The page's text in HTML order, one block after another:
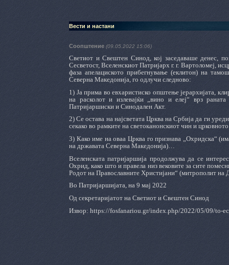
Вести и настани
Соопштение (09.05.2022 15:06)
Светиот и Свештен Синод, кој заседаваше денес,
Сесветост, Вселенскиот Патријарх г. г. Вартоломеј,
фаза апелациското прибегнување (еклитон) на
Северна Македонија, го одлучи следново:
1) Ја прима во евхаристиско општење јерархијата,
на расколот и излевајќи „вино и елеј“ врз
Патријаршиски и Синодален Акт.
2) Се остава на најсветата Црква на Србија да ги
секако во рамките на светоканонскиот чин и
3) Како име на оваа Црква го признава „Охридска“
на државата Северна Македонија)…
Вселенската патријаршија продолжува да се
Охрид, како што и правела низ вековите за сите
Родот на Православните Христијани“ (митрополит на
Во Патријаршијата, на 9 мај 2022
Од секретаријатот на Светиот и Свештен Синод
Извор: https://fosfanariou.gr/index.php/2022/05/09/to-